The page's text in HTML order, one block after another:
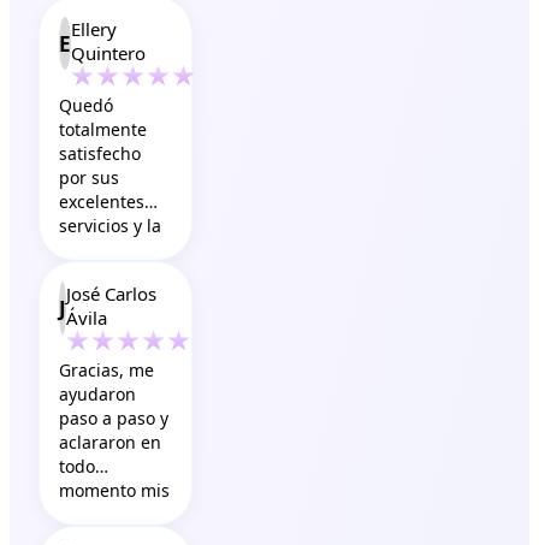
E
Ellery
Quintero
Quedó
totalmente
satisfecho
por sus
excelentes
servicios y la
especializada,
100%
recomendado.,
sin duda
volveré a
contactarme
con ellos
J
José Carlos
Ávila
Gracias, me
ayudaron
paso a paso y
aclararon en
todo
momento mis